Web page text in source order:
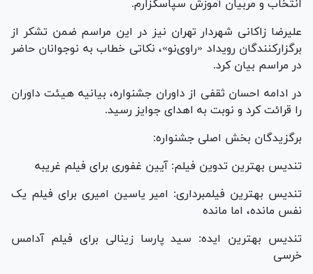
انتخاب و مربیان آموزش سپاسگزارم.
علیرضا زاکانی شهردار تهران نیز در این مراسم ضمن تشکر از
برگزارکنندگان رویداد «راوی‌نو»، نکاتی خطاب به نوجوانان حاضر
در مراسم بیان کرد.
در ادامه احسان ثقفی از داوران جشنواره، بیانیه هیئت داوران
را قرائت کرد و نوبت به اهدای جوایز رسید.
برگزیدگان بخش اصلی جشنواره:
تندیس بهترین تدوین فیلم: آیین غفوری برای فیلم غریبه
تندیس بهترین فیلمبرداری: امیر یاسین امیری برای فیلم یک
نفس مانده، اما مانده
تندیس بهترین ایده: سید پارسا زینالی برای فیلم آدامس
خرسی